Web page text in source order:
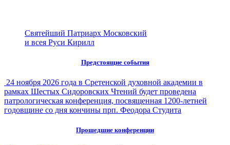
Святейший Патриарх Московский
и всея Руси Кирилл
Предстоящие события
24 ноября 2026 года в Сретенской духовной академии в
рамках Шестых Сидоровских Чтений будет проведена
патрологическая конференция, посвященная 1200-летней
годовщине со дня кончины прп. Феодора Студита
Прошедшие конференции